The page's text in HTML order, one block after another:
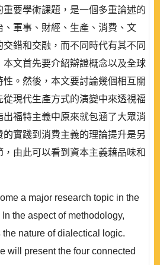
要學術課題，是一個多重論述的
軍事、財經、生產、消費、文
錯和交融，而不同時代有其不同
本文首先要介紹辯證概念以及全球
。然後，本文要討論幾個相互關
現代生產方式的演變中來透視福
福特主義中原來就包涵了大眾消
實踐到消費主義的理論提升是另
由此可以看到資本主義藉品味和
a major research topic in the
the aspect of methodology,
nature of dialectical logic.
will present the four connected